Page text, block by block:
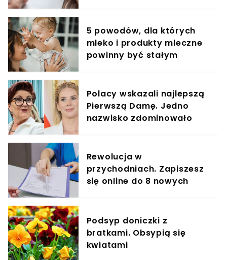
5 powodów, dla których
mleko i produkty mleczne
powinny być stałym
Polacy wskazali najlepszą
Pierwszą Damę. Jedno
nazwisko zdominowało
Rewolucja w
przychodniach. Zapiszesz
się online do 8 nowych
Podsyp doniczki z
bratkami. Obsypią się
kwiatami